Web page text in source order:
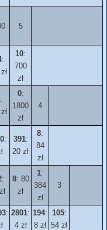
5
:
10:
700
zł
:
0:
1800
zł
4
:
391:
20 zł
8:
84
zł
:
8: 80
zł
1:
384
zł
3
: 2801:
4 zł
194:
8 zł
105:
54 zł